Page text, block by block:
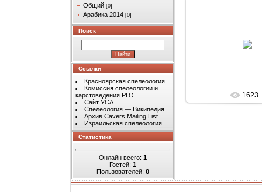
Общий [0]
Арабика 2014 [0]
Поиск
Ссылки
Красноярская спелеология
Комиссия спелеологии и
карстоведения РГО
Сайт УСА
Спелеология — Википедия
Архив Cavers Mailing List
Израильская спелеология
Статистика
Онлайн всего: 1
Гостей: 1
Пользователей: 0
1623